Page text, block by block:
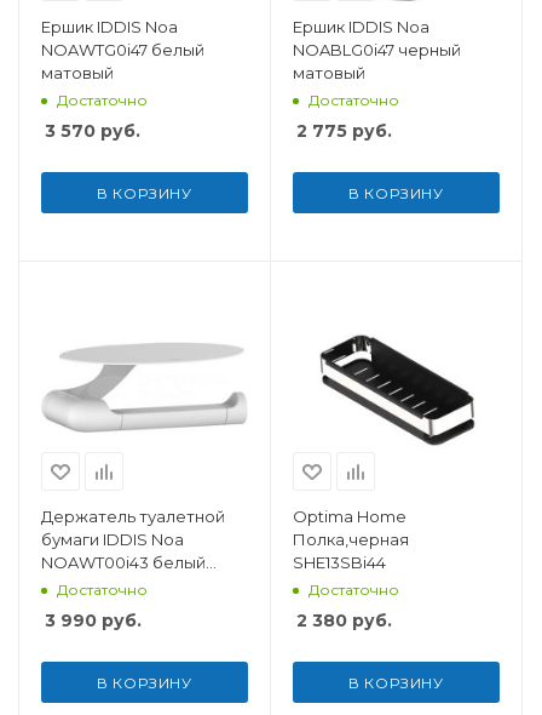
Ершик IDDIS Noa
NOAWTG0i47 белый
матовый
Достаточно
3 570 руб.
В КОРЗИНУ
Ершик IDDIS Noa
NOABLG0i47 черный
матовый
Достаточно
2 775 руб.
В КОРЗИНУ
Держатель туалетной
бумаги IDDIS Noa
NOAWT00i43 белый
матовый
Достаточно
3 990 руб.
В КОРЗИНУ
Optima Home
Полка,черная
SHE13SBi44
Достаточно
2 380 руб.
В КОРЗИНУ